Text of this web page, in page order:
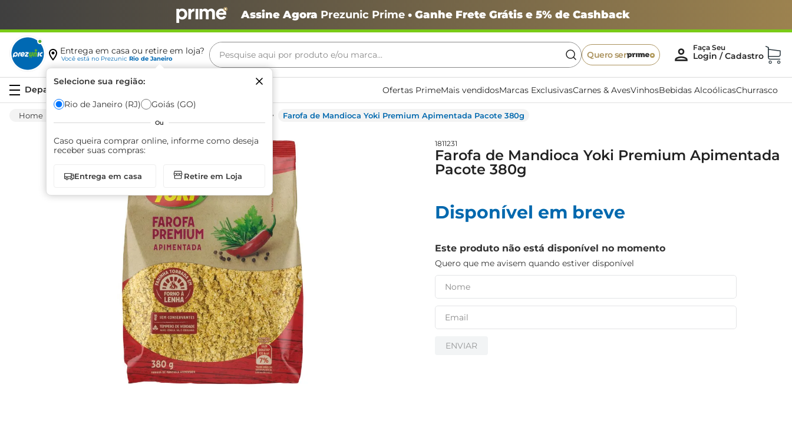
Assine Agora Prezunic Prime• Ganhe Frete Grátis e 5% de Cashback
Entrega em casa ou retire em loja?
Você está no Prezunic Rio de Janeiro
Selecione sua região:
Rio de Janeiro (RJ) Goiás (GO)
Ou
Caso queira comprar online, informe como deseja
receber suas compras:
Entrega em casa Retire em Loja
Pesquise aqui por produto e/ou marca...
Quero ser
Ofertas PrimeMais vendidosMarcas ExclusivasCarnes & AvesVinhosBebidas AlcoólicasChurrasco
Farofa de Mandioca Yoki Premium Apimentada Pacote 380g
1811231
Farofa de Mandioca Yoki Premium Apimentada
Pacote 380g
Disponível em breve
Este produto não está disponível no momento
Quero que me avisem quando estiver disponível
ENVIAR
Termos mais buscados
café
arroz
biscoito
cerveja
iogurte
papel higiênico